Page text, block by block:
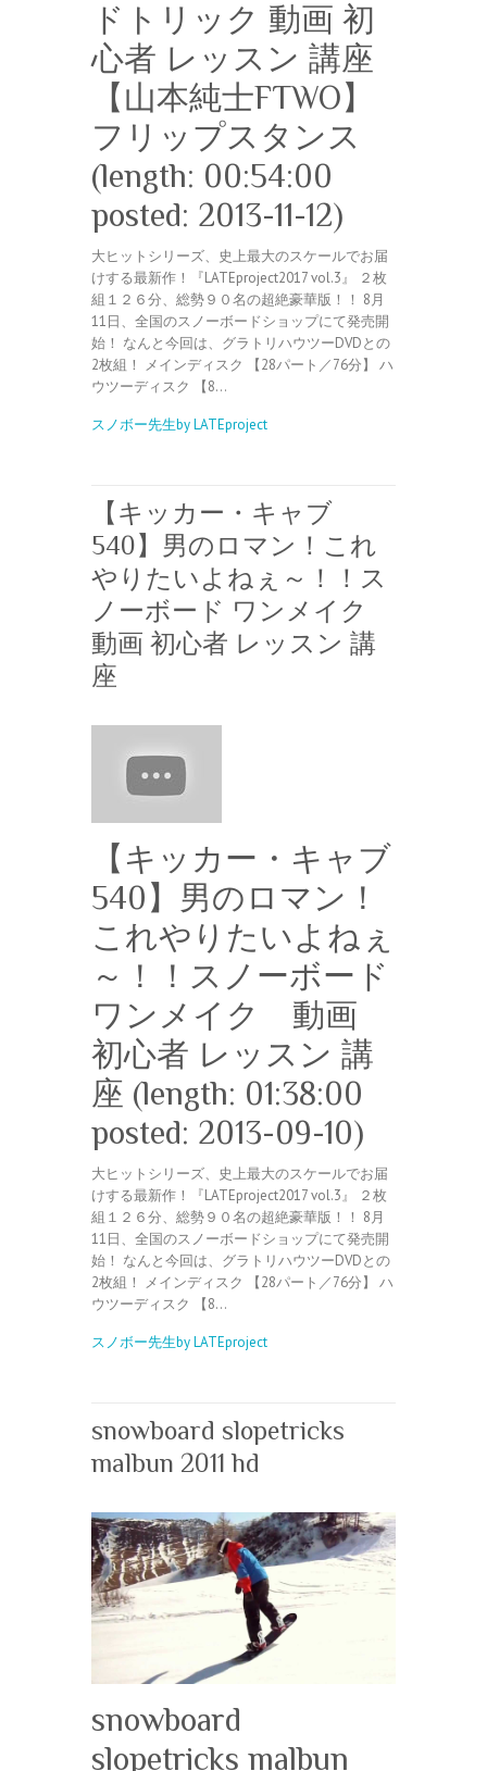
ドトリック 動画 初
心者 レッスン 講座
【山本純士FTWO】
フリップスタンス
(length: 00:54:00
posted: 2013-11-12)
大ヒットシリーズ、史上最大のスケールでお届
けする最新作！『LATEproject2017 vol.3』 ２枚
組１２６分、総勢９０名の超絶豪華版！！ 8月
11日、全国のスノーボードショップにて発売開
始！ なんと今回は、グラトリハウツーDVDとの
2枚組！ メインディスク 【28パート／76分】 ハ
ウツーディスク 【8…
スノボー先生by LATEproject
【キッカー・キャブ
540】男のロマン！これ
やりたいよねぇ～！！ス
ノーボード ワンメイク
動画 初心者 レッスン 講
座
【キッカー・キャブ
540】男のロマン！
これやりたいよねぇ
～！！スノーボード
ワンメイク 動画
初心者 レッスン 講
座 (length: 01:38:00
posted: 2013-09-10)
大ヒットシリーズ、史上最大のスケールでお届
けする最新作！『LATEproject2017 vol.3』 ２枚
組１２６分、総勢９０名の超絶豪華版！！ 8月
11日、全国のスノーボードショップにて発売開
始！ なんと今回は、グラトリハウツーDVDとの
2枚組！ メインディスク 【28パート／76分】 ハ
ウツーディスク 【8…
スノボー先生by LATEproject
snowboard slopetricks
malbun 2011 hd
snowboard
slopetricks malbun